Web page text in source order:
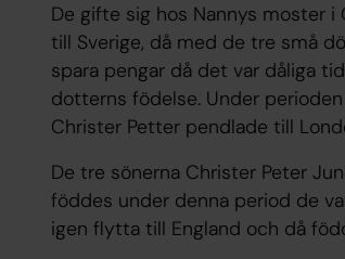
De gifte sig hos Nannys moster i
till Sverige, då med de tre små
spara pengar då det var dåliga
dotterns födelse. Under
Christer Petter pendlade till
De tre sönerna Christer Peter
föddes under denna period de
igen flytta till England och då